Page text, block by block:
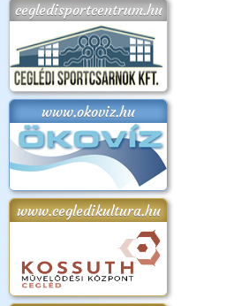
cegledisportcentrum.hu
www.okoviz.hu
www.cegledikultura.hu
2018.
Kossuth Toborzó
Ünnepély
Szent István Ünnepe
(2017. 08. 20.)